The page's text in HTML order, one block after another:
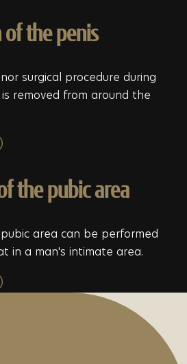
the penis
surgical procedure during
removed from around the
the pubic area
area can be performed
in a man's intimate area.